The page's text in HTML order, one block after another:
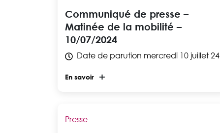
Communiqué de presse –
Matinée de la mobilité –
10/07/2024
Date de parution mercredi 10 juillet 24
En savoir
Presse